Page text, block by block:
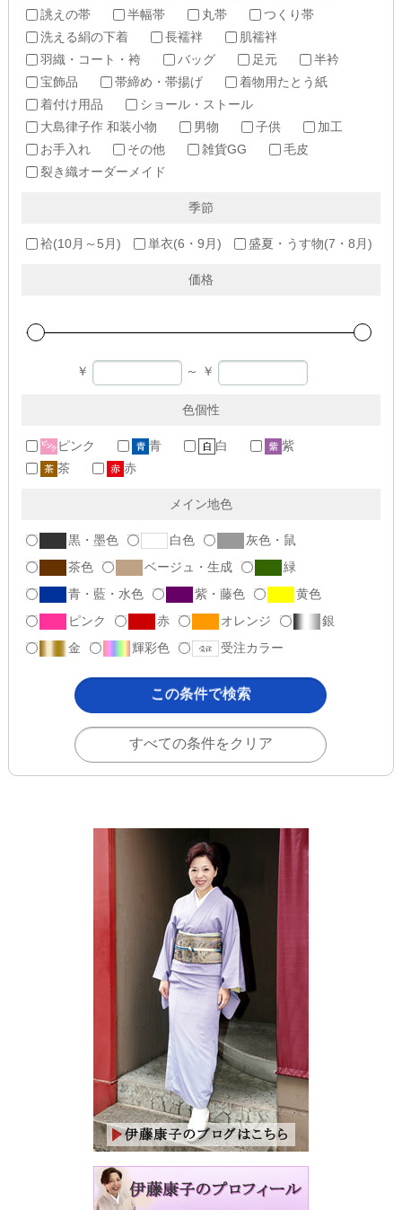
誂えの帯
半幅帯 丸帯
つくり帯
洗える絹の下着
長襦袢
肌襦袢
羽織・コート・袴
バッグ 足元
半衿
宝飾品
帯締め・帯揚げ
着物用たとう紙
着付け用品
ショール・ストール
大島律子作 和装小物
男物 子供
加工
お手入れ
その他 雑貨GG
毛皮
裂き織オーダーメイド
季節
袷(10月～5月) 単衣(6・9月) 盛夏・うす物(7・8月)
価格
￥ ～ ￥
色個性
ピンク 青 白
紫
茶
赤
メイン地色
黒・墨色 白色
灰色・鼠
茶色
ベージュ・生成
緑
青・藍・水色
紫・藤色
黄色
ピンク
赤 オレンジ
銀
金
輝彩色 受注カラー